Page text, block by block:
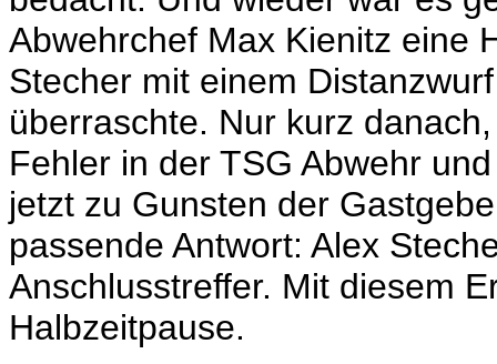
Abwehrchef Max Kienitz eine
Stecher mit einem
überraschte. Nur kurz
Fehler in der TSG Abwehr
jetzt zu Gunsten der
passende Antwort: Alex
Anschlusstreffer. Mit diesem
Halbzeitpause.